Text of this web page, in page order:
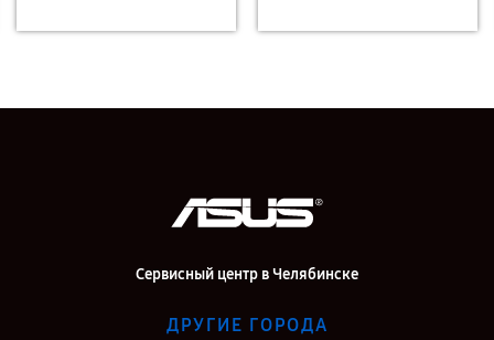
Сервисный центр в Челябинске
ДРУГИЕ ГОРОДА